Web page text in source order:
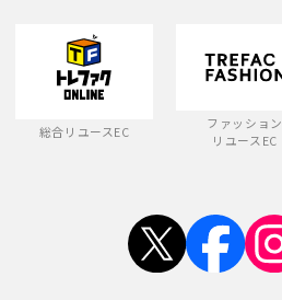
総合リユースEC
ファッション
リユースEC